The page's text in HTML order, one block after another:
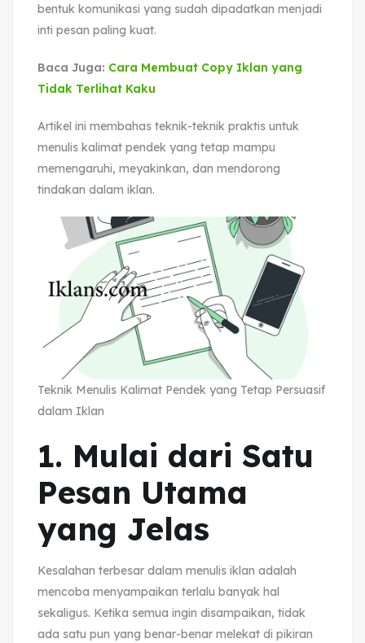
bentuk komunikasi yang sudah dipadatkan menjadi
inti pesan paling kuat.
Baca Juga: Cara Membuat Copy Iklan yang
Tidak Terlihat Kaku
Artikel ini membahas teknik-teknik praktis untuk
menulis kalimat pendek yang tetap mampu
memengaruhi, meyakinkan, dan mendorong
tindakan dalam iklan.
Teknik Menulis Kalimat Pendek yang Tetap Persuasif
dalam Iklan
1. Mulai dari Satu
Pesan Utama
yang Jelas
Kesalahan terbesar dalam menulis iklan adalah
mencoba menyampaikan terlalu banyak hal
sekaligus. Ketika semua ingin disampaikan, tidak
ada satu pun yang benar-benar melekat di pikiran